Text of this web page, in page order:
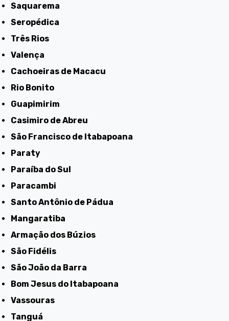
Saquarema
Seropédica
Três Rios
Valença
Cachoeiras de Macacu
Rio Bonito
Guapimirim
Casimiro de Abreu
São Francisco de Itabapoana
Paraty
Paraíba do Sul
Paracambi
Santo Antônio de Pádua
Mangaratiba
Armação dos Búzios
São Fidélis
São João da Barra
Bom Jesus do Itabapoana
Vassouras
Tanguá